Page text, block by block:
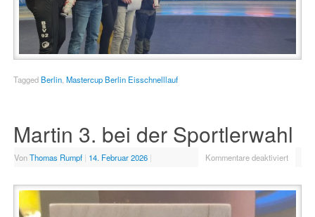
TaggedBerlin, Mastercup Berlin Eisschnelllauf
Martin 3. bei der Sportlerwahl
VonThomas Rumpf | 14. Februar 2026 | Kommentare deaktiviert